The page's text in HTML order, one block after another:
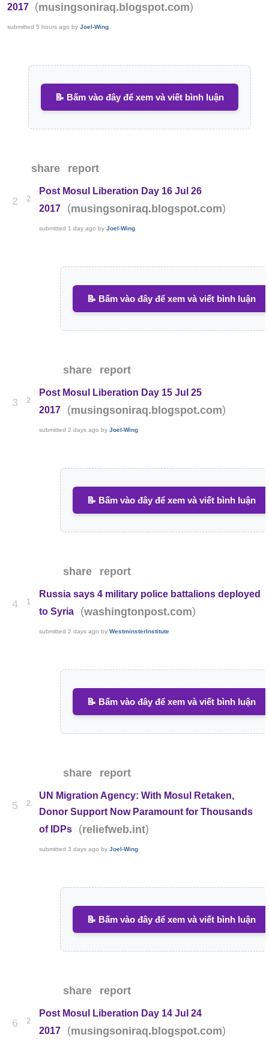
2017
(musingsoniraq.blogspot.com)
submitted 5 hours ago by Joel-Wing
📝 Bấm vào đây để xem và viết bình luận
share report
2 2
Post Mosul Liberation Day 16 Jul 26
2017
(musingsoniraq.blogspot.com)
submitted 1 day ago byJoel-Wing
📝 Bấm vào đây để xem và viết bình luận
share report
3 2
Post Mosul Liberation Day 15 Jul 25
2017
(musingsoniraq.blogspot.com)
submitted2 days ago byJoel-Wing
📝 Bấm vào đây để xem và viết bình luận
share report
4 1
Russia says 4 military police battalions deployed
to Syria
(washingtonpost.com)
submitted2 days ago byWestminsterInstitute
📝 Bấm vào đây để xem và viết bình luận
share report
5 2
UN Migration Agency: With Mosul Retaken,
Donor Support Now Paramount for Thousands
of IDPs
(reliefweb.int)
submitted3 days ago byJoel-Wing
📝 Bấm vào đây để xem và viết bình luận
share report
6 2
Post Mosul Liberation Day 14 Jul 24
2017
(musingsoniraq.blogspot.com)